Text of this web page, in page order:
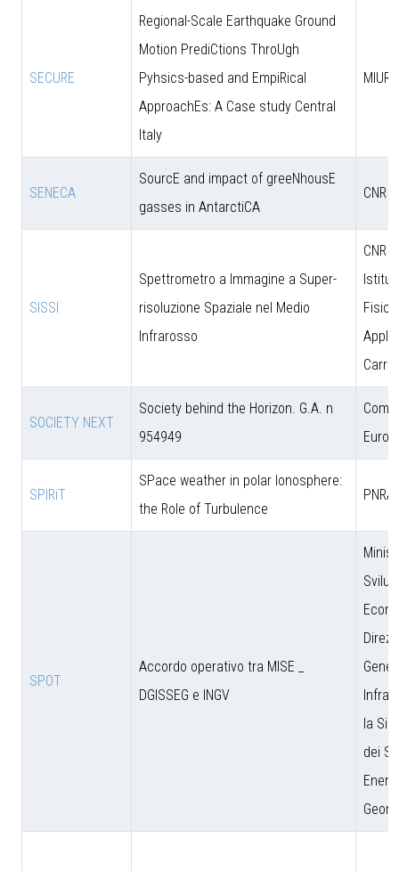
SECURE
Regional-Scale Earthquake Ground
Motion PrediCtions ThroUgh
Pyhsics-based and EmpiRical
ApproachEs: A Case study Central
Italy
MIUR
SENECA
SourcE and impact of greeNhousE
gasses in AntarctiCA
CNR
SISSI
Spettrometro a Immagine a Super-
risoluzione Spaziale nel Medio
Infrarosso
CNR -
Fisica
SOCIETY NEXT
Society behind the Horizon. G.A. n
954949
SPIRiT
SPace weather in polar Ionosphere:
the Role of Turbulence
PNRA
SPOT
Accordo operativo tra MISE _
DGISSEG e INGV
la
dei